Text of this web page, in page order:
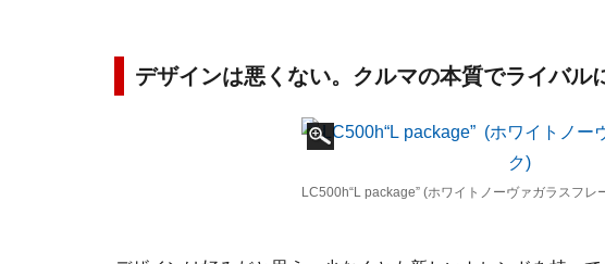
デザインは悪くない。クルマの本質でライバル
LC500h“L package” (ホワイトノーヴァガラスフレ